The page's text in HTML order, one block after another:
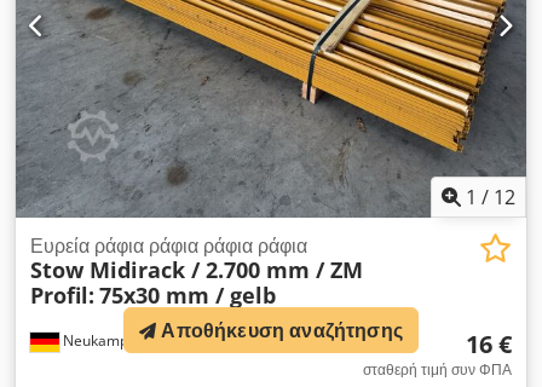
1 / 12
Neukamperfehn 1.924 km
Ευρεία ράφια ράφια ράφια ράφια
Stow Midirack / 2.700 mm / ZM
Profil: 75x30 mm / gelb
16 €
σταθερή τιμή συν ΦΠΑ
Αποθήκευση αναζήτησης